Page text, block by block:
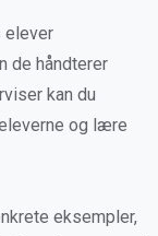
elever
de håndterer
kan du
og lære
eksempler,